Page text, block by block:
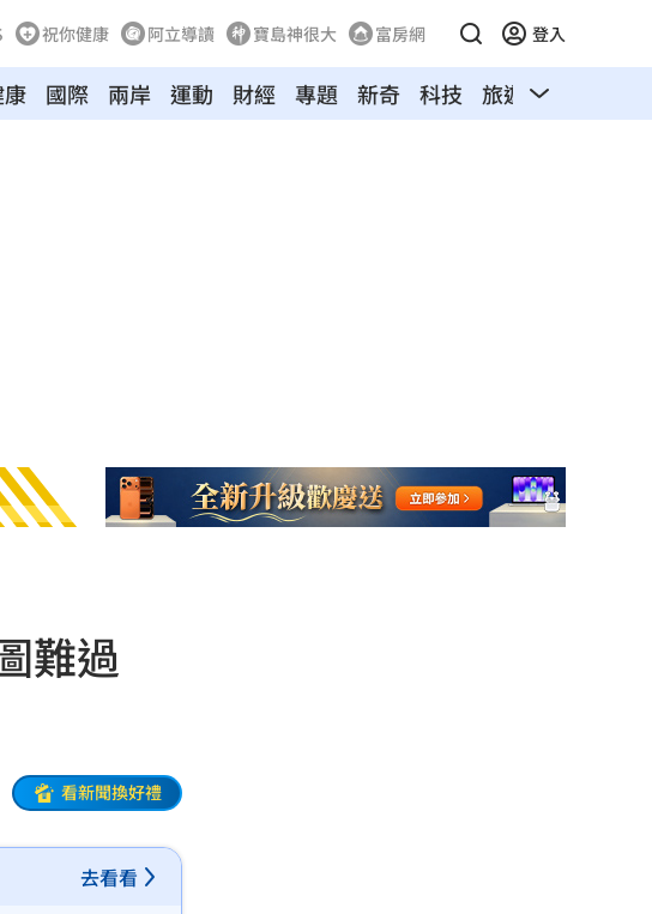
祝你健康 阿立導讀 寶島神很大 富房網 登入
國際 兩岸 運動 財經 專題 新奇 科技 旅遊 汽車
難過
看新聞換好禮
去看看